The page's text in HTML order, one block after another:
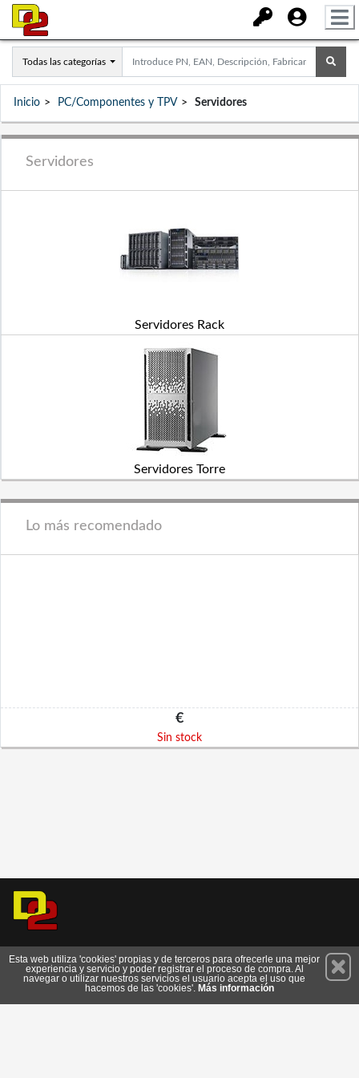
Todas las categorías
Inicio PC/Componentes y TPV Servidores
Servidores
Servidores Rack
Servidores Torre
Lo más recomendado
€
Sin stock
Suscríbete
Esta web utiliza 'cookies' propias y de terceros para ofrecerle una mejor
experiencia y servicio y poder registrar el proceso de compra. Al
navegar o utilizar nuestros servicios el usuario acepta el uso que
hacemos de las 'cookies'. Más información